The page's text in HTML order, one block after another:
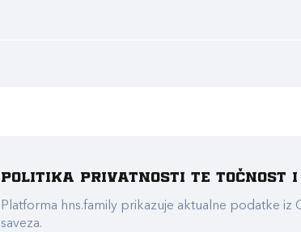
Politika privatnosti te točnost i
Platforma hns.family prikazuje aktualne podatke
saveza.